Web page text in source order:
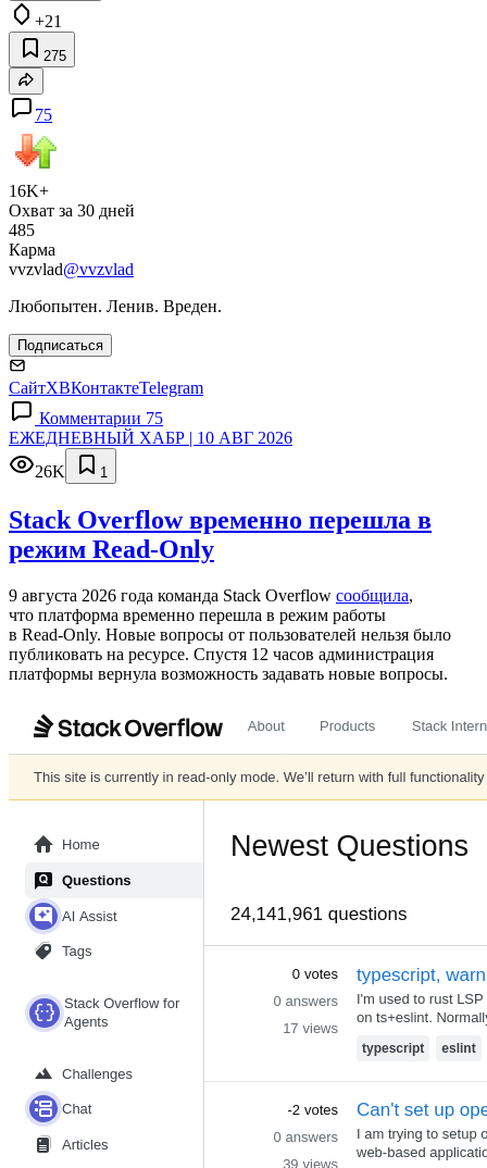
+21
275
75
16K+
Охват за 30 дней
485
Карма
vvzvlad@vvzvlad
Любопытен. Ленив. Вреден.
Подписаться
СайтXВКонтактеTelegram
Комментарии 75
ЕЖЕДНЕВНЫЙ ХАБР | 10 АВГ 2026
26K
1
Stack Overflow временно перешла в
режим Read-Only
9 августа 2026 года команда Stack Overflow сообщила,
что платформа временно перешла в режим работы
в Read‑Only. Новые вопросы от пользователей нельзя было
публиковать на ресурсе. Спустя 12 часов администрация
платформы вернула возможность задавать новые вопросы.